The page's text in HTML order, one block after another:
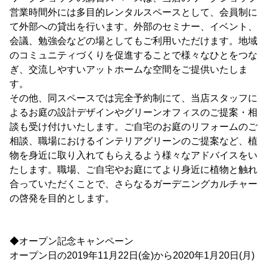
営業時間外には多目的レンタルスペースとして、会員制に
て外部への貸出を行います。外部のセミナー、イベント、
会議、勉強会などの場としてもご利用いただけます。地域
のコミュニティづくりを促進することで様々なひとをつな
ぎ、交流しやすいアットホームな空間をご提供いたしま
す。
その他、同スペースでは完全予約制にて、当店スタッフに
よるお庭の設計デザインやグリーンオフィスのご提案・相
談も受け付けいたします。ご自宅のお庭のリフォームのご
相談、職場におけるインテリアグリーンのご提案など、植
物を身近に取り入れてもらえるよう様々なアドバイスをい
たします。職場、ご自宅やお庭にてより身近に植物と触れ
合っていただくことで、さらなるガーデニングカルチャー
の啓発を目的とします。
◆オープン記念キャンペーン
オープン日の2019年11月22日(金)から2020年1月20日(月)